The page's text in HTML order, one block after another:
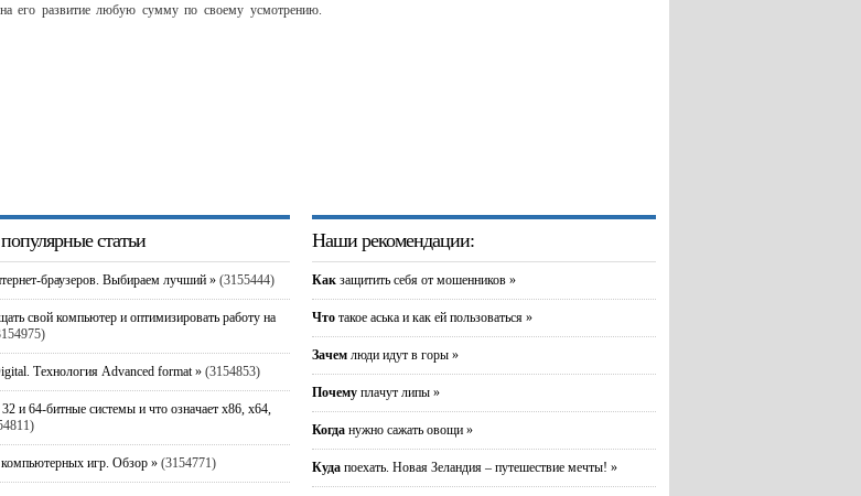
его развитие любую сумму по своему усмотрению.
статьи
браузеров. Выбираем лучший » (3155444)
свой компьютер и оптимизировать работу на
Технология Advanced format » (3154853)
32 и 64-битные системы и что означает x86, x64,
игр. Обзор » (3154771)
Наши рекомендации:
Как защитить себя от мошенников »
Что такое аська и как ей пользоваться »
Зачем люди идут в горы »
Почему плачут липы »
Когда нужно сажать овощи »
Куда поехать. Новая Зеландия – путешествие мечты! »